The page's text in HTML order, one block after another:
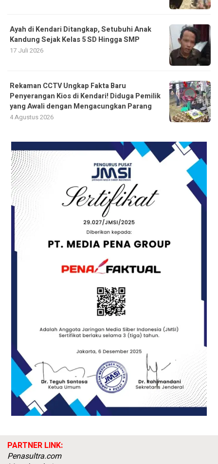
Ayah di Kendari Ditangkap, Setubuhi Anak
Kandung Sejak Kelas 5 SD Hingga SMP
17 Juli 2026
Rekaman CCTV Ungkap Fakta Baru
Penyerangan Kios di Kendari! Diduga Pemilik
yang Awali dengan Mengacungkan Parang
4 Agustus 2026
PARTNER LINK:
Penasultra.com